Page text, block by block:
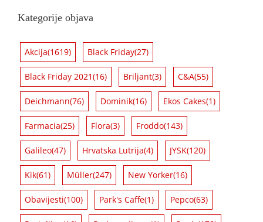
Kategorije objava
Akcija(1619) Black Friday(27)
Black Friday 2021(16) Briljant(3) C&A(55)
Deichmann(76) Dominik(16) Ekos Cakes(1)
Farmacia(25) Flora(3) Froddo(143)
Galileo(47) Hrvatska Lutrija(4) JYSK(120)
Kik(61) Müller(247) New Yorker(16)
Obavijesti(100) Park's Caffe(1) Pepco(63)